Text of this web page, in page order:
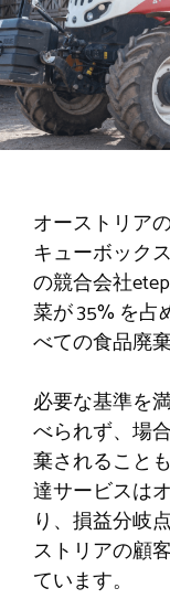
オーストリア
キューボック
の競合会社
菜が 35% を
べての食品廃
必要な基準を
べられず、場
棄されること
達サービスは
り、損益分岐
ストリアの顧
ています。